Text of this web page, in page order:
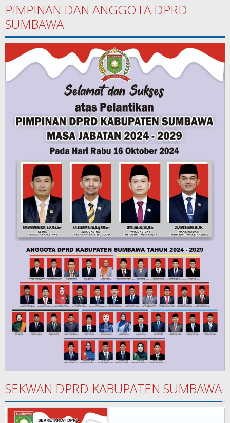
PIMPINAN DAN ANGGOTA DPRD
SUMBAWA
SEKWAN DPRD KABUPATEN SUMBAWA